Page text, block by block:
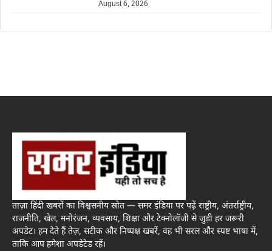
August 6, 2026
ताज़ा हिंदी खबरों का विश्वसनीय स्रोत — समर इंडिया पर पढ़ें राष्ट्रीय, अंतर्राष्ट्रीय,
राजनीति, खेल, मनोरंजन, व्यवसाय, शिक्षा और टेक्नोलॉजी से जुड़ी हर जरूरी
अपडेट। हम देते हैं तेज़, सटीक और निष्पक्ष खबरें, वह भी सरल और स्पष्ट भाषा में,
ताकि आप हमेशा अपडेटेड रहें।